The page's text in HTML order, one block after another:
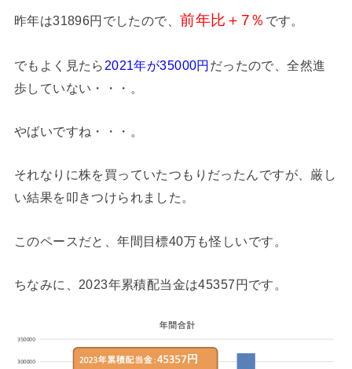
昨年は31896円でしたので、前年比＋7％ です。
でもよく見たら 2021年が35000円だったので、全然進
歩していない・・・。
やばいですね・・・。
それなりに株を買っていたつもりだったんですが、厳し
い結果を叩きつけられました。
このペースだと、年間目標40万も怪しいです。
ちなみに、2023年累積配当金は45357円です。